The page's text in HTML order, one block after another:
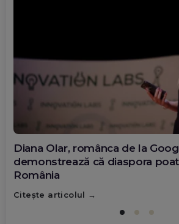
Diana Olar, românca de la
demonstrează că diaspora
România
Citește articolul